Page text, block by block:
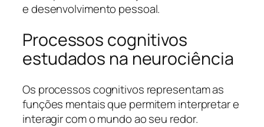
e desenvolvimento pessoal.
Processos cognitivos
estudados na neurociência
Os processos cognitivos representam as
funções mentais que permitem interpretar e
interagir com o mundo ao seu redor.